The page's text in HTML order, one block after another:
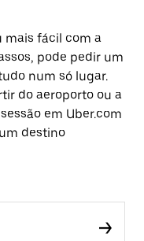
mais fácil com a
pode pedir um
num só lugar.
do aeroporto ou a
em Uber.com
destino